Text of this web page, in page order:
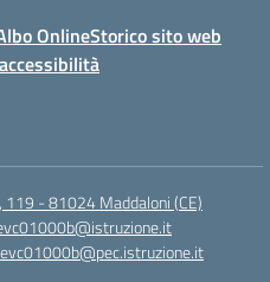
OnlineStorico sito web
119 - 81024 Maddaloni (CE)